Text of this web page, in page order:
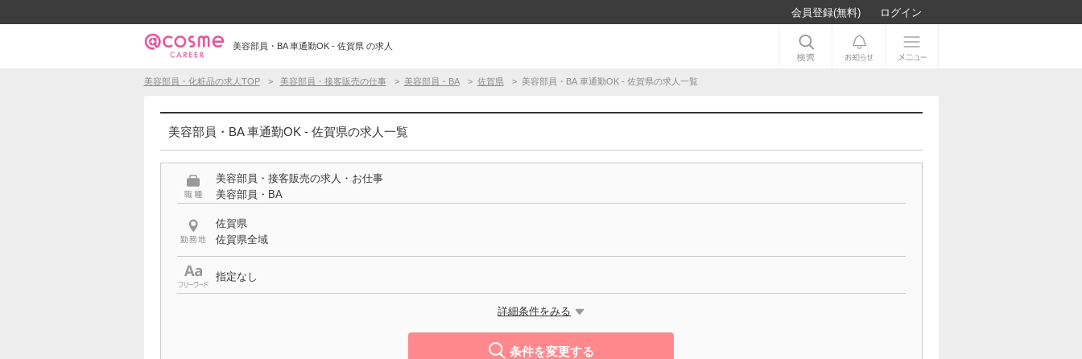
会員登録(無料) ログイン
美容部員・BA 車通勤OK - 佐賀県 の求人
美容部員・化粧品の求人TOP 美容部員・接客販売の仕事 美容部員・BA 佐賀県 美容部員・BA 車通勤OK - 佐賀県の求人一覧
美容部員・BA 車通勤OK - 佐賀県の求人一覧
美容部員・接客販売の求人・お仕事
美容部員・BA
佐賀県
佐賀県全域
指定なし
詳細条件をみる
条件を変更する